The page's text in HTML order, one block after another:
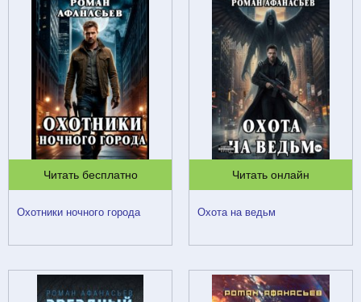
Читать бесплатно
Охотники ночного города
Читать онлайн
Охота на ведьм